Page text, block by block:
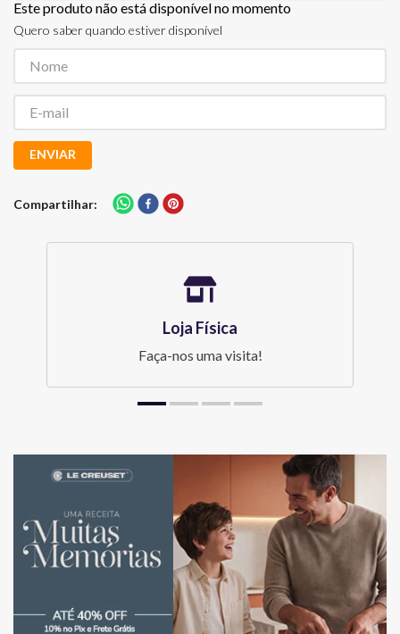
Este produto não está disponível no momento
Quero saber quando estiver disponível
ENVIAR
Compartilhar
Loja Física
Faça-nos uma visita!